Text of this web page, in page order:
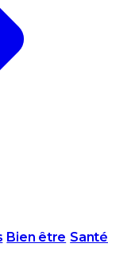
Bien être Santé